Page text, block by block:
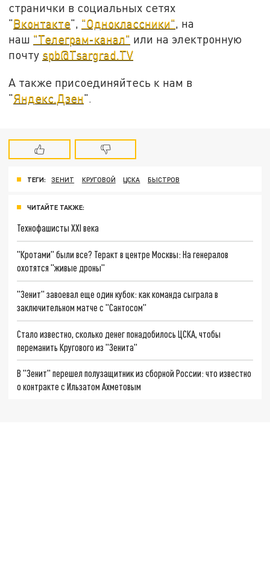
странички в социальных сетях
"Вконтакте", "Одноклассники", на
наш "Телеграм-канал" или на электронную
почту spb@Tsargrad.TV
А также присоединяйтесь к нам в
"Яндекс.Дзен".
ТЕГИ: ЗЕНИТ КРУГОВОЙ ЦСКА БЫСТРОВ
ЧИТАЙТЕ ТАКЖЕ:
Технофашисты XXI века
"Кротами" были все? Теракт в центре Москвы: На генералов
охотятся "живые дроны"
"Зенит" завоевал еще один кубок: как команда сыграла в
заключительном матче с "Сантосом"
Стало известно, сколько денег понадобилось ЦСКА, чтобы
переманить Кругового из "Зенита"
В "Зенит" перешел полузащитник из сборной России: что известно
о контракте с Ильзатом Ахметовым